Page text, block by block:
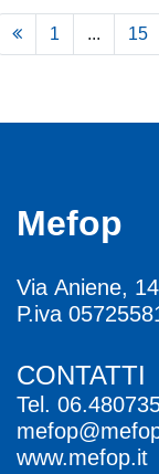
1 ... 15
Mefop
Via Aniene,
P.iva
CONTATTI
Tel.
www.mefop.it